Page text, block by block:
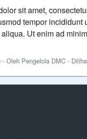
sit amet,
tempor incididunt
Ut enim ad
- Oleh Pengelola DMC -